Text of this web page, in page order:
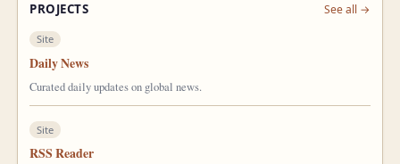
PROJECTS See all →
Site
Daily News
Curated daily updates on global news.
Site
RSS Reader